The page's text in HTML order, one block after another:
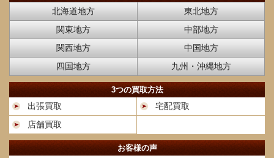
北海道地方
東北地方
関東地方
中部地方
関西地方
中国地方
四国地方
九州・沖縄地方
3つの買取方法
出張買取
宅配買取
店舗買取
お客様の声